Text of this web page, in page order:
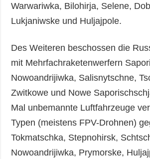
Warwariwka, Bilohirja, Selene,
Lukjaniwske und Huljajpole.
Des Weiteren beschossen die
mit Mehrfachraketenwerfern
Nowoandrijiwka, Salisnytschne,
Zwitkowe und Nowe
Mal unbemannte Luftfahrzeuge
Typen (meistens FPV-Drohnen)
Tokmatschka, Stepnohirsk,
Nowoandrijiwka, Prymorske,